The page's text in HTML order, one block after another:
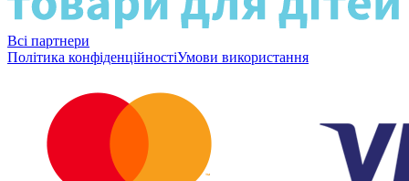
Всі партнери
Політика конфіденційностіУмови використання